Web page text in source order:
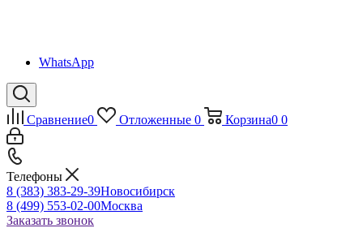
WhatsApp
Сравнение0 Отложенные 0 Корзина0 0
Телефоны
8 (383) 383-29-39Новосибирск
8 (499) 553-02-00Москва
Заказать звонок